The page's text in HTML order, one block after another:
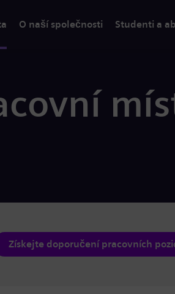
O naší společnosti Studenti a
Získejte doporučení pracovních